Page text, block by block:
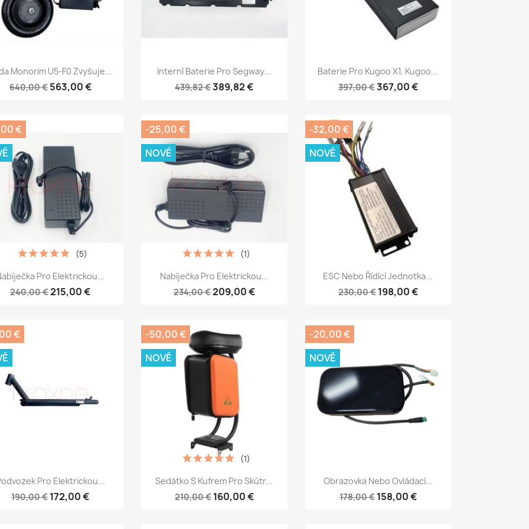
Rychlý náhled
Monorim U5-F0 Zvyšuje...
640,00 € 563,00 €
Rychlý náhled
Interní Baterie Pro Segway...
439,82 €389,82 €
Rychlý náhled
Baterie Pro Kugoo X1, Kugoo...
397,00 €367,00 €
Rychlý náhled
Pro Elektrickou...
240,00 €215,00 €
(5)
€
Rychlý náhled
Nabíječka Pro Elektrickou...
234,00 €209,00 €
(1)
-25,00 €
NOVÉ
Rychlý náhled
ESC Nebo Řídící Jednotka...
230,00 € 198,00 €
-32,00 €
NOVÉ
Rychlý náhled
Pro Elektrickou...
190,00 €172,00 €
€
 Rychlý náhled
Sedátko S Kufrem Pro Skútr...
210,00 € 160,00 €
(1)
-50,00 €
NOVÉ
Rychlý náhled
Obrazovka Nebo Ovládací...
178,00 € 158,00 €
-20,00 €
NOVÉ